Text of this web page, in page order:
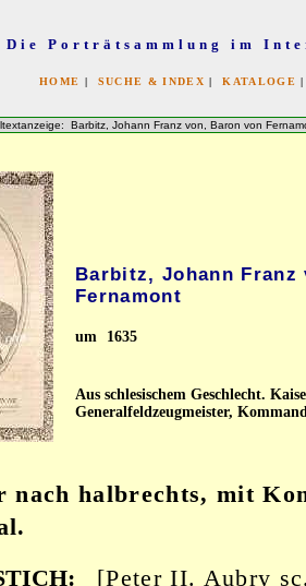
Die Porträtsammlung im
HOME | SUCHE & INDEX |KATALOGE
Barbitz, Johann Franz von, Baron von
Barbitz, Johann Franz
Fernamont
um 1635
Aus schlesischem Geschlecht.
Generalfeldzeugmeister,
nach halbrechts, mit
[Peter II. Aubry